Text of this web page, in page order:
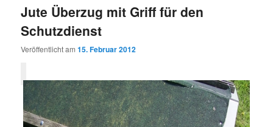
Jute Überzug mit Griff für den
Schutzdienst
Veröffentlicht am15. Februar 2012